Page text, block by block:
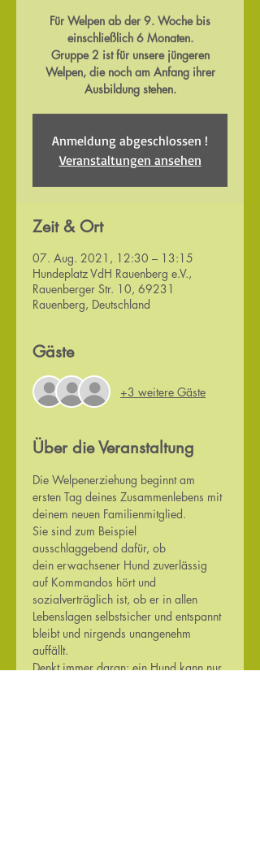
Für Welpen ab der 9. Woche bis
einschließlich 6 Monaten.
Gruppe 2 ist für unsere jüngeren
Welpen, die noch am Anfang ihrer
Ausbildung stehen.
Anmeldung abgeschlossen !
Veranstaltungen ansehen
Zeit & Ort
07. Aug. 2021, 12:30 – 13:15
Hundeplatz VdH Rauenberg e.V.,
Rauenberger Str. 10, 69231
Rauenberg, Deutschland
Gäste
+3 weitere Gäste
Über die Veranstaltung
Die Welpenerziehung beginnt am
ersten Tag deines Zusammenlebens mit
deinem neuen Familienmitglied.
Sie sind zum Beispiel
ausschlaggebend dafür, ob
dein erwachsener Hund zuverlässig
auf Kommandos hört und
sozialverträglich ist, ob er in allen
Lebenslagen selbstsicher und entspannt
bleibt und nirgends unangenehm
auffällt.
Denkt immer daran: ein Hund kann nur